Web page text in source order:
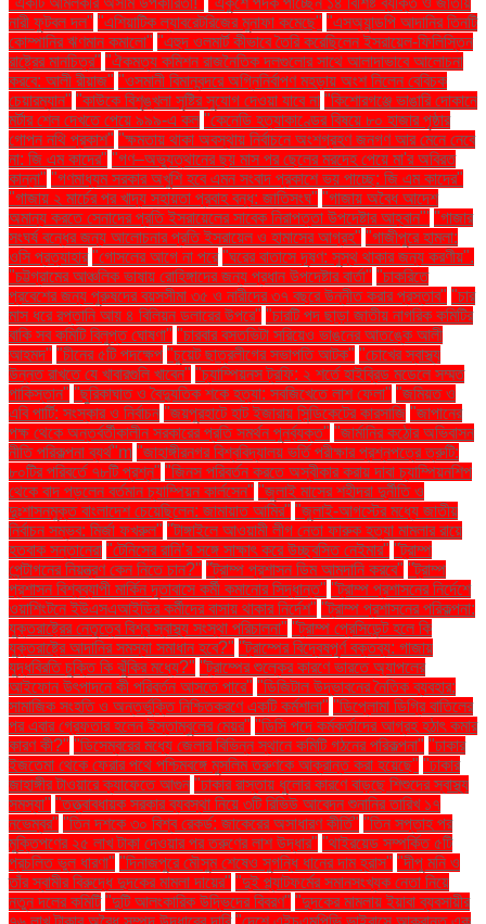
নারী ফুটবল দল" "এশিয়াটিক ল্যাবরেটরিজের মুনাফা কমেছে" "এসঅ্যান্ডপি আদানির তিনটি
কোম্পানির ঋণমান কমালো" "এহুদ ওলমার্ট কীভাবে তৈরি করেছিলেন ইসরায়েল-ফিলিস্তিন
রাষ্ট্রের মানচিত্র" "ঐকমত্য কমিশন রাজনৈতিক দলগুলোর সাথে আলাদাভাবে আলোচনা
করবে: আলী রীয়াজ" "ওসমানী বিমানবন্দরে অগ্নিনির্বাপণ মহড়ায় অংশ নিলেন বেবিচক
চেয়ারম্যান" "কাউকে বিশৃঙ্খলা সৃষ্টির সুযোগ দেওয়া যাবে না "কিশোরগঞ্জে ভাঙারি দোকানে
মর্টার শেল দেখতে পেয়ে ৯৯৯-এ কল "কেনেডি হত্যাকাণ্ডের বিষয়ে ৮০ হাজার পৃষ্ঠার
গোপন নথি প্রকাশ" "ক্ষমতায় থাকা অবস্থায় নির্বাচনে অংশগ্রহণ জনগণ আর মেনে নেবে
না: জি এম কাদের" "গণ–অভ্যুত্থানের ছয় মাস পর ছেলের মরদেহ পেয়ে মা'র অবিরত
কান্না" "গণমাধ্যম সরকার অখুশি হবে এমন সংবাদ প্রকাশে ভয় পাচ্ছে: জি এম কাদের"
"গাজায় ২ মার্চের পর খাদ্য সহায়তা প্রবাহ বন্ধ: জাতিসংঘ" "গাজায় অবৈধ আদেশ
অমান্য করতে সেনাদের প্রতি ইসরায়েলের সাবেক নিরাপত্তা উপদেষ্টার আহ্বান"' "গাজার
সংঘর্ষ বন্ধের জন্য আলোচনার প্রতি ইসরায়েল ও হামাসের আগ্রহ" "গাজীপুরে হামলা:
ওসি প্রত্যাহার "গোসলের আগে না পরে "ঘরের বাতাসে দূষণ: সুস্থ থাকার জন্য করণীয়".
"চট্টগ্রামের আঞ্চলিক ভাষায় রোহিঙ্গাদের জন্য প্রধান উপদেষ্টার বার্তা" "চাকরিতে
প্রবেশের জন্য পুরুষদের বয়সসীমা ৩৫ ও নারীদের ৩৭ বছরে উন্নীত করার প্রস্তাব" "চার
মাস ধরে রপ্তানি আয় ৪ বিলিয়ন ডলারের উপরে" "চারটি পদ ছাড়া জাতীয় নাগরিক কমিটির
বাকি সব কমিটি বিলুপ্ত ঘোষণা" "চারবার বসতভিটা সরিয়েও ভাঙনের আতঙ্কে আলী
আহমদ" "চীনের ৫টি পদক্ষেপ "চুয়েট ছাত্রলীগের সভাপতি আটক" "চোখের স্বাস্থ্য
উন্নত রাখতে যে খাবারগুলি খাবেন" "চ্যাম্পিয়নস ট্রফি: ২ শর্তে হাইব্রিড মডেলে সম্মত
পাকিস্তান" "ছুরিকাঘাত ও বৈদ্যুতিক শকে হত্যা: সবজিখেতে লাশ ফেলা" "জমিয়ত ও
এবি পার্টি: সংস্কার ও নির্বাচন "জয়পুরহাটে হাট ইজারায় সিন্ডিকেটের কারসাজি "জাপানের
পক্ষ থেকে অন্তর্বর্তীকালীন সরকারের প্রতি সমর্থন পুনর্ব্যক্ত" "জার্মানির কঠোর অভিবাসন
নীতি পরিকল্পনা ব্যর্থ"m "জাহাঙ্গীরনগর বিশ্ববিদ্যালয় ভর্তি পরীক্ষার প্রশ্নপত্রে ত্রুটি:
৮০টির পরিবর্তে ৭৮টি প্রশ্ন" "জিনস পরিবর্তন করতে অস্বীকার করায় দাবা চ্যাম্পিয়নশিপ
থেকে বাদ পড়লেন বর্তমান চ্যাম্পিয়ন কার্লসেন" "জুলাই মাসের শহীদরা দুর্নীতি ও
দুঃশাসনমুক্ত বাংলাদেশ চেয়েছিলেন: জামায়াত আমির" "জুলাই-আগস্টের মধ্যে জাতীয়
নির্বাচন সম্ভব: মির্জা ফখরুল" "টাঙ্গাইলে আওয়ামী লীগ নেতা ফারুক হত্যা মামলার রায়ে
হতবাক সন্তানেরা "টেনিসের রানি’র সঙ্গে সাক্ষাৎ করে উচ্ছ্বসিত নেইমার" "ট্রাম্প
পেন্টাগনের নিয়ন্ত্রণ কেন নিতে চান?" "ট্রাম্প প্রশাসন ডিম আমদানি করবে" "ট্রাম্প
প্রশাসন বিশ্বব্যাপী মার্কিন দূতাবাসে কর্মী কমানোর সিদ্ধান্ত" "ট্রাম্প প্রশাসনের নির্দেশে
ওয়াশিংটনে ইউএসএআইডির কর্মীদের বাসায় থাকার নির্দেশ" "ট্রাম্প প্রশাসনের পরিকল্পনা:
যুক্তরাষ্ট্রের নেতৃত্বে বিশ্ব স্বাস্থ্য সংস্থা পরিচালনা" "ট্রাম্প প্রেসিডেন্ট হলে কি
যুক্তরাষ্ট্রে আদানির সমস্যা সমাধান হবে?" "ট্রাম্পের বিদ্বেষপূর্ণ বক্তব্য: গাজায়
যুদ্ধবিরতি চুক্তি কি ঝুঁকির মধ্যে?" "ট্রাম্পের শুল্কের কারণে ভারতে অ্যাপলের
আইফোন উৎপাদনে কী পরিবর্তন আসতে পারে" "ডিজিটাল উদ্ভাবনের নৈতিক ব্যবহার:
সামাজিক সংহতি ও অন্তর্ভুক্তি নিশ্চিতকরণে একটি কর্মশালা" "ডিপ্লোমা ডিগ্রি বাতিলের
পর এবার গ্রেফতার হলেন ইস্তাম্বুলের মেয়র" "ডিসি পদে কর্মকর্তাদের আগ্রহ হঠাৎ কমার
কারণ কী?" "ডিসেম্বরের মধ্যে জেলার বিভিন্ন স্থানে কমিটি গঠনের পরিকল্পনা" "ঢাকার
ইজতেমা থেকে ফেরার পথে পশ্চিমবঙ্গে মুসলিম তরুণকে আক্রান্ত করা হয়েছে" "ঢাকার
জাহাঙ্গীর টাওয়ারে ক্যাফেতে আগুন "ঢাকার রাস্তায় ধুলোর কারণে বাড়ছে শিশুদের স্বাস্থ্য
সমস্যা" "তত্ত্বাবধায়ক সরকার ব্যবস্থা নিয়ে ৩টি রিভিউ আবেদন শুনানির তারিখ ১৭
নভেম্বর" "তিন দশকে ৩০ বিশ্ব রেকর্ড: জাকেরের অসাধারণ কীর্তি" "তিন সপ্তাহ পর
মুক্তিপণের ২৫ লাখ টাকা দেওয়ার পর তরুণের লাশ উদ্ধার" "থাইরয়েড সম্পর্কিত ৫টি
প্রচলিত ভুল ধারণা" "দিনাজপুরে মৌসুম শেষেও সুগন্ধি ধানের দাম হ্রাস" "দীপু মনি ও
তাঁর স্বামীর বিরুদ্ধে দুদকের মামলা দায়ের" "দুই প্ল্যাটফর্মের সমানসংখ্যক নেতা নিয়ে
নতুন দলের কমিটি "দুটি আলংকারিক উদ্ভিদের বিবরণ" "দুদকের মামলায় ইয়াবা ব্যবসায়ীর